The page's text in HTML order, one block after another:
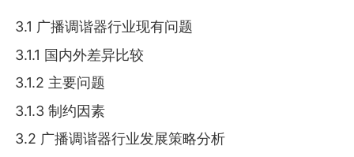
3.1 广播调谐器行业现有问题
3.1.1 国内外差异比较
3.1.2 主要问题
3.1.3 制约因素
3.2 广播调谐器行业发展策略分析